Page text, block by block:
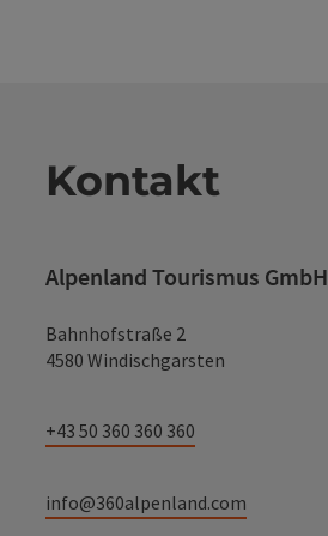
Kontakt
Alpenland Tourismus GmbH
Bahnhofstraße 2
4580 Windischgarsten
+43 50 360 360 360
info@360alpenland.com